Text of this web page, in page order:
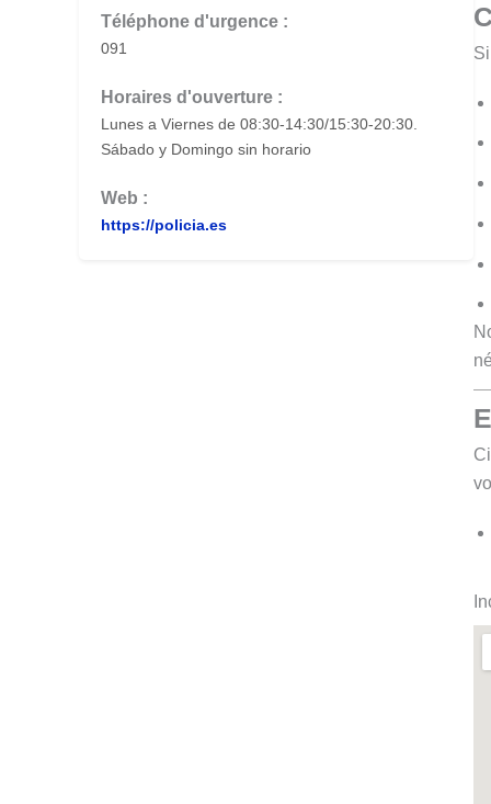
Téléphone d'urgence :
091
Horaires d'ouverture :
Lunes a Viernes de 08:30-14:30/15:30-20:30.
Sábado y Domingo sin horario
Web :
https://policia.es